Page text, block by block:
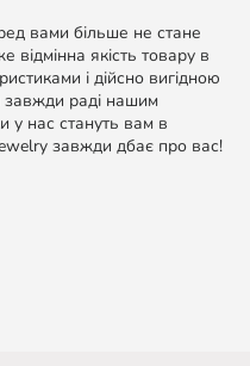
вами більше не стане
відмінна якість товару в
і дійсно вигідною
раді нашим
у нас стануть вам в
завжди дбає про вас!